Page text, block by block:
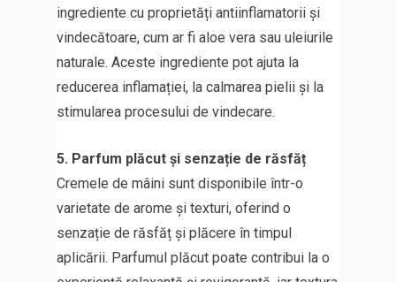
ingrediente cu proprietăți antiinflamatorii și
vindecătoare, cum ar fi aloe vera sau uleiurile
naturale. Aceste ingrediente pot ajuta la
reducerea inflamației, la calmarea pielii și la
stimularea procesului de vindecare.
5. Parfum plăcut și senzație de răsfăț
Cremele de mâini sunt disponibile într-o
varietate de arome și texturi, oferind o
senzație de răsfăț și plăcere în timpul
aplicării. Parfumul plăcut poate contribui la o